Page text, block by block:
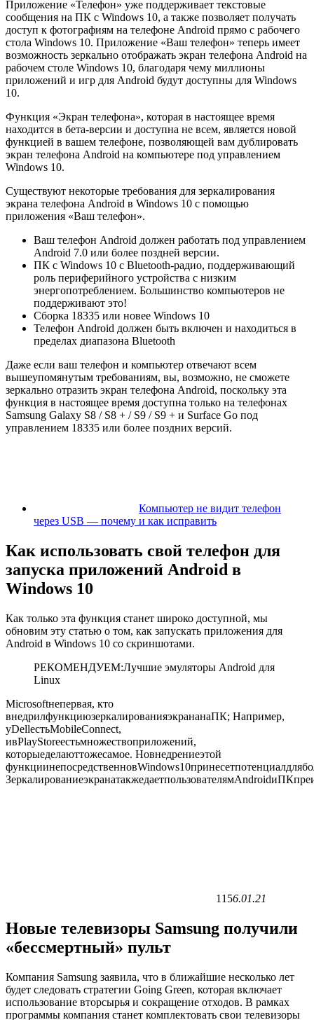
Приложение «Телефон» уже поддерживает текстовые
сообщения на ПК с Windows 10, а также позволяет получать
доступ к фотографиям на телефоне Android прямо с рабочего
стола Windows 10. Приложение «Ваш телефон» теперь имеет
возможность зеркально отображать экран телефона Android на
рабочем столе Windows 10, благодаря чему миллионы
приложений и игр для Android будут доступны для Windows
10.
Функция «Экран телефона», которая в настоящее время
находится в бета-версии и доступна не всем, является новой
функцией в вашем телефоне, позволяющей вам дублировать
экран телефона Android на компьютере под управлением
Windows 10.
Существуют некоторые требования для зеркалирования
экрана телефона Android в Windows 10 с помощью
приложения «Ваш телефон».
Ваш телефон Android должен работать под управлением
Android 7.0 или более поздней версии.
ПК с Windows 10 с Bluetooth-радио, поддерживающий
роль периферийного устройства с низким
энергопотреблением. Большинство компьютеров не
поддерживают это!
Сборка 18335 или новее Windows 10
Телефон Android должен быть включен и находиться в
пределах диапазона Bluetooth
Даже если ваш телефон и компьютер отвечают всем
вышеупомянутым требованиям, вы, возможно, не сможете
зеркально отразить экран телефона Android, поскольку эта
функция в настоящее время доступна только на телефонах
Samsung Galaxy S8 / S8 + / S9 / S9 + и Surface Go под
управлением 18335 или более поздних версий.
Компьютер не видит телефон
через USB — почему и как исправить
Как использовать свой телефон для
запуска приложений Android в
Windows 10
Как только эта функция станет широко доступной, мы
обновим эту статью о том, как запускать приложения для
Android в Windows 10 со скриншотами.
РЕКОМЕНДУЕМ:Лучшие эмуляторы Android для
Linux
Microsoftнепервая, кто
внедрилфункциюзеркалированияэкрананаПК; Например,
уDellестьMobileConnect,
ивPlayStoreестьмножествоприложений,
которыеделаюттожесамое. Новнедрениеэтой
функциинепосредственновWindows10принесетпотенциалдля
ЗеркалированиеэкранатакжедаетпользователямAndroidиПК
1156.01.21
Новые телевизоры Samsung получили
«бессмертный» пульт
Компания Samsung заявила, что в ближайшие несколько лет
будет следовать стратегии Going Green, которая включает
использование вторсырья и сокращение отходов. В рамках
программы компания станет комплектовать свои телевизоры